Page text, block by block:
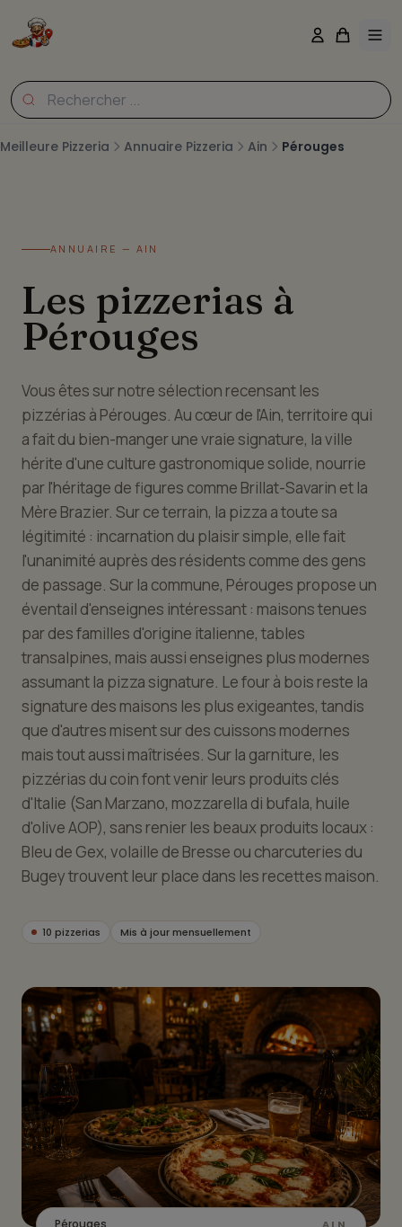
Meilleure Pizzeria Annuaire Pizzeria Ain Pérouges
ANNUAIRE — AIN
Les pizzerias à
Pérouges
Vous êtes sur notre sélection recensant les
pizzérias à Pérouges. Au cœur de l'Ain, territoire qui
a fait du bien-manger une vraie signature, la ville
hérite d'une culture gastronomique solide, nourrie
par l'héritage de figures comme Brillat-Savarin et la
Mère Brazier. Sur ce terrain, la pizza a toute sa
légitimité : incarnation du plaisir simple, elle fait
l'unanimité auprès des résidents comme des gens
de passage. Sur la commune, Pérouges propose un
éventail d'enseignes intéressant : maisons tenues
par des familles d'origine italienne, tables
transalpines, mais aussi enseignes plus modernes
assumant la pizza signature. Le four à bois reste la
signature des maisons les plus exigeantes, tandis
que d'autres misent sur des cuissons modernes
mais tout aussi maîtrisées. Sur la garniture, les
pizzérias du coin font venir leurs produits clés
d'Italie (San Marzano, mozzarella di bufala, huile
d'olive AOP), sans renier les beaux produits locaux :
Bleu de Gex, volaille de Bresse ou charcuteries du
Bugey trouvent leur place dans les recettes maison.
10 pizzerias Mis à jour mensuellement
Pérouges AIN